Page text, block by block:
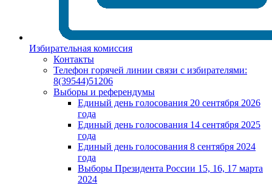
Избирательная комиссия
Контакты
Телефон горячей линии связи с избирателями:
8(39544)51206
Выборы и референдумы
Единый день голосования 20 сентября 2026
года
Единый день голосования 14 сентября 2025
года
Единый день голосования 8 сентября 2024
года
Выборы Президента России 15, 16, 17 марта
2024